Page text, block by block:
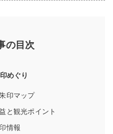
の目次
めぐり
印マップ
と観光ポイント
情報